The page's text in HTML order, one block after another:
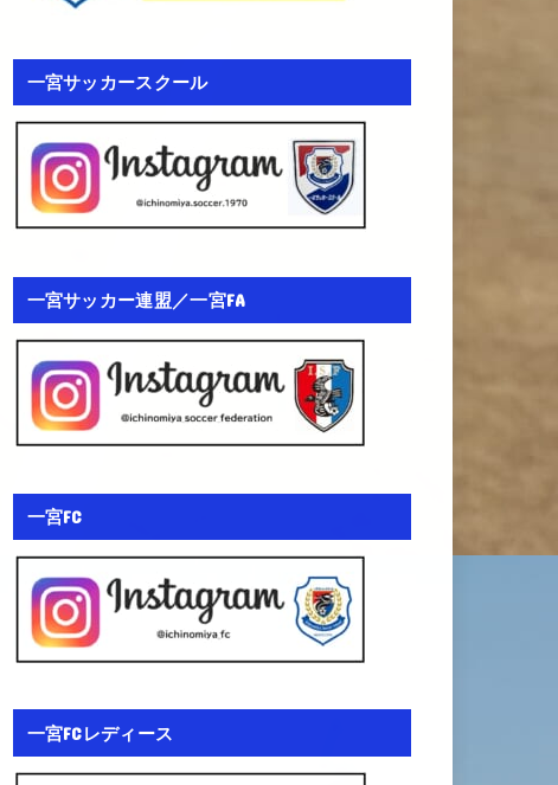
一宮サッカースクール
一宮サッカー連盟／一宮FA
一宮FC
一宮FCレディース